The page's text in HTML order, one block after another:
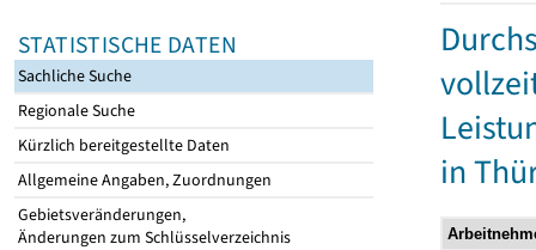
STATISTISCHE DATEN
Sachliche Suche
Regionale Suche
Kürzlich bereitgestellte Daten
Allgemeine Angaben, Zuordnungen
Gebietsveränderungen,
Änderungen zum Schlüsselverzeichnis
in